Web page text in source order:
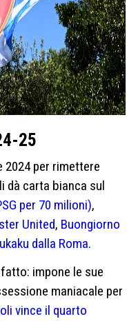
25
2024 per rimettere
dà carta bianca sul
per 70 milioni),
United, Buongiorno
dalla Roma.
impone le sue
maniacale per
vince il quarto